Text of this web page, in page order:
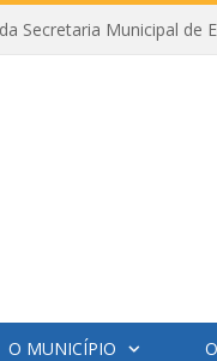
Secretaria Municipal de
O MUNICÍPIO